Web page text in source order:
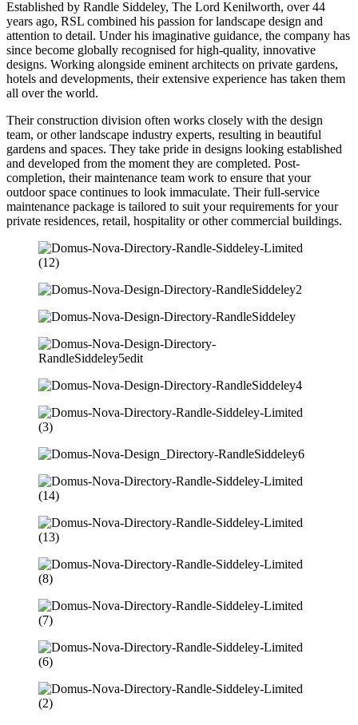
Established by Randle Siddeley, The Lord Kenilworth, over 44
years ago, RSL combined his passion for landscape design and
attention to detail. Under his imaginative guidance, the company has
since become globally recognised for high-quality, innovative
designs. Working alongside eminent architects on private gardens,
hotels and developments, their extensive experience has taken them
all over the world.
Their construction division often works closely with the design
team, or other landscape industry experts, resulting in beautiful
gardens and spaces. They take pride in designs looking established
and developed from the moment they are completed. Post-
completion, their maintenance team work to ensure that your
outdoor space continues to look immaculate. Their full-service
maintenance package is tailored to suit your requirements for your
private residences, retail, hospitality or other commercial buildings.